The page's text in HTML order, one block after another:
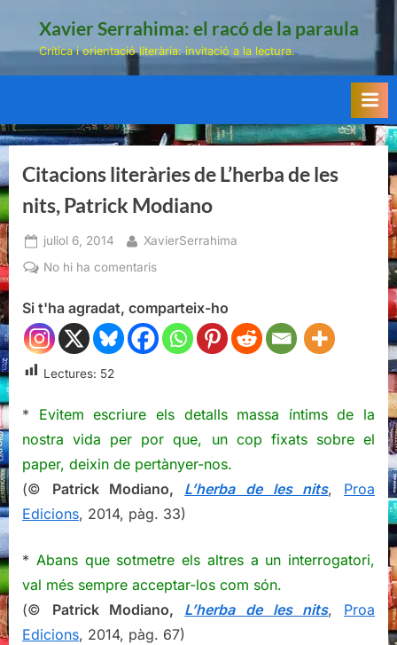
Xavier Serrahima: el racó de la paraula
Crítica i orientació literària: invitació a la lectura.
Citacions literàries de L’herba de les
nits, Patrick Modiano
Posted
on
juliol 6, 2014 By
XavierSerrahima
No hi ha comentarisa
literàries
de
L’herba
nits,
Modiano
Si t'ha agradat, comparteix-ho
Lectures: 52
* Evitem escriure els detalls massa íntims de la
nostra vida per por que, un cop fixats sobre el
paper, deixin de pertànyer-nos.
(© Patrick Modiano, L’herba de les nits, Proa
Edicions, 2014, pàg. 33)
* Abans que sotmetre els altres a un interrogatori,
val més sempre acceptar-los com són.
(© Patrick Modiano, L’herba de les nits, Proa
Edicions, 2014, pàg. 67)